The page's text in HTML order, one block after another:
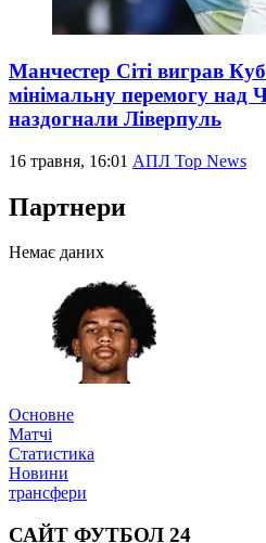
Манчестер Сіті виграв
мінімальну перемогу над
наздогнали Ліверпуль
16 травня, 16:01 АПЛ Top News
Партнери
Немає даних
Основне
Матчі
Статистика
Новини
трансфери
САЙТ ФУТБОЛ 24